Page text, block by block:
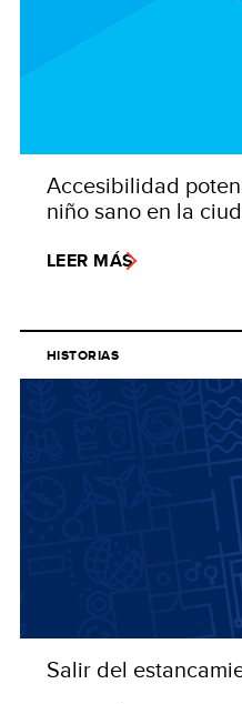
Accesibilidad
niño sano en la
LEER MÁS
HISTORIAS
Salir del